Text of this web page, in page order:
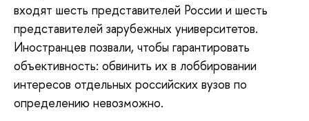
входят шесть представителей России и шесть
представителей зарубежных университетов.
Иностранцев позвали, чтобы гарантировать
объективность: обвинить их в лоббировании
интересов отдельных российских вузов по
определению невозможно.